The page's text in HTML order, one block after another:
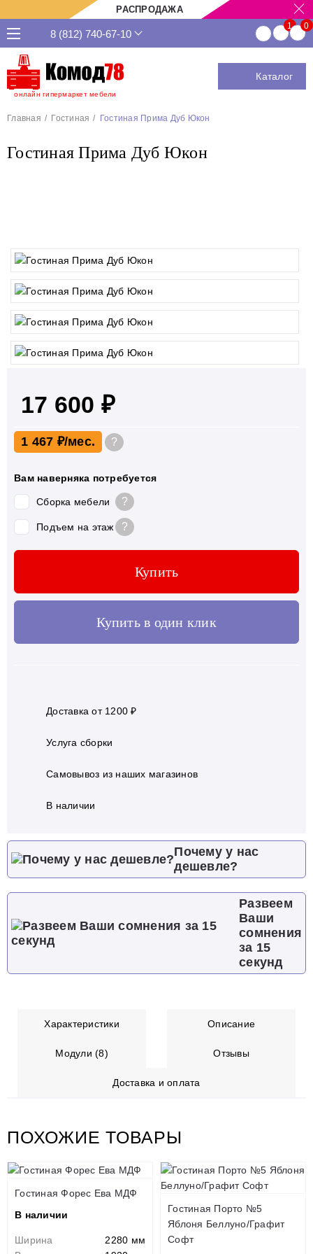
РАСПРОДАЖА
онлайн гипермаркет мебели
8 (812) 740-67-10
Каталог
Главная Гостиная Гостиная Прима Дуб Юкон
Гостиная Прима Дуб Юкон
17 600 ₽
1 467 ₽ ?
Вам наверняка потребуется
Сборка мебели ?
Подъем на этаж ?
Купить
Купить в один клик
Доставка от 1200 ₽
Услуга сборки
Самовывоз из наших магазинов
В наличии
Почему у нас
дешевле?
Развеем
Ваши
сомнения
за 15
секунд
Характеристики Описание
Модули (8) Отзывы
Доставка и оплата
ПОХОЖИЕ ТОВАРЫ
Гостиная Форес Ева МДФ
В наличии
Ширина
2280 мм
Гостиная Порто №5
Яблоня Беллуно/Графит
Софт